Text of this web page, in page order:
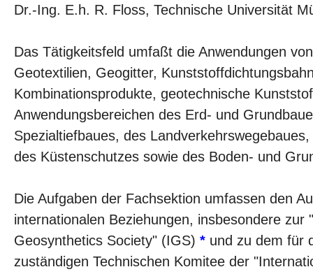
Dr.-Ing. E.h. R. Floss, Technische Universität
Das Tätigkeitsfeld umfaßt die Anwendungen
Geotextilien, Geogitter,
Kombinationsprodukte, geotechnische
Anwendungsbereichen des Erd- und
Spezialtiefbaues, des
des Küstenschutzes sowie des Boden- und
Die Aufgaben der Fachsektion umfassen den
internationalen Beziehungen, insbesondere zur
Geosynthetics Society" (IGS) * und zu dem für
zuständigen Technischen Komitee der